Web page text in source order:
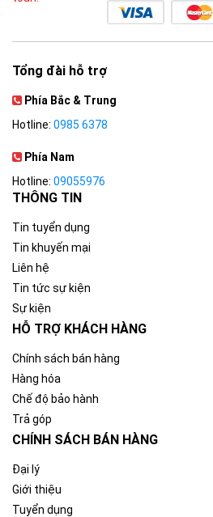
Tổng đài hỗ trợ
Phía Bắc & Trung
Hotline: 0985 6378
Phía Nam
Hotline: 09055976
THÔNG TIN
Tin tuyển dụng
Tin khuyến mại
Liên hệ
Tin tức sự kiện
Sự kiện
HỖ TRỢ KHÁCH HÀNG
Chính sách bán hàng
Hàng hóa
Chế độ bảo hành
Trả góp
CHÍNH SÁCH BÁN HÀNG
Đại lý
Giới thiệu
Tuyển dụng